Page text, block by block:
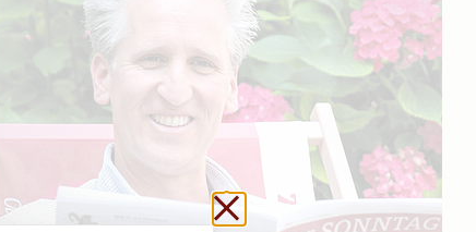
Schließen ohne zu